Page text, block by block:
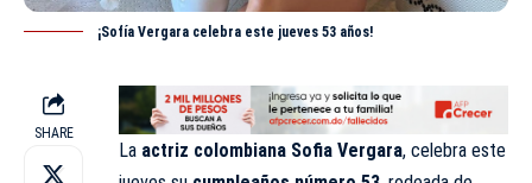
¡Sofía Vergara celebra este jueves 53 años!
SHARE
La actriz colombiana Sofia Vergara, celebra este